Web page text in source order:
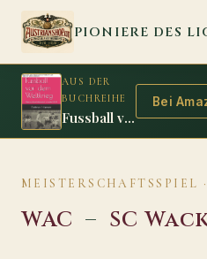
Zum Inhalt springen
PIONIERE DES
AUS DER
BUCHREIHE
Fussball vor dem Weltkrieg
Bei
MEISTERSCHAFTSSPIEL
WAC – SC